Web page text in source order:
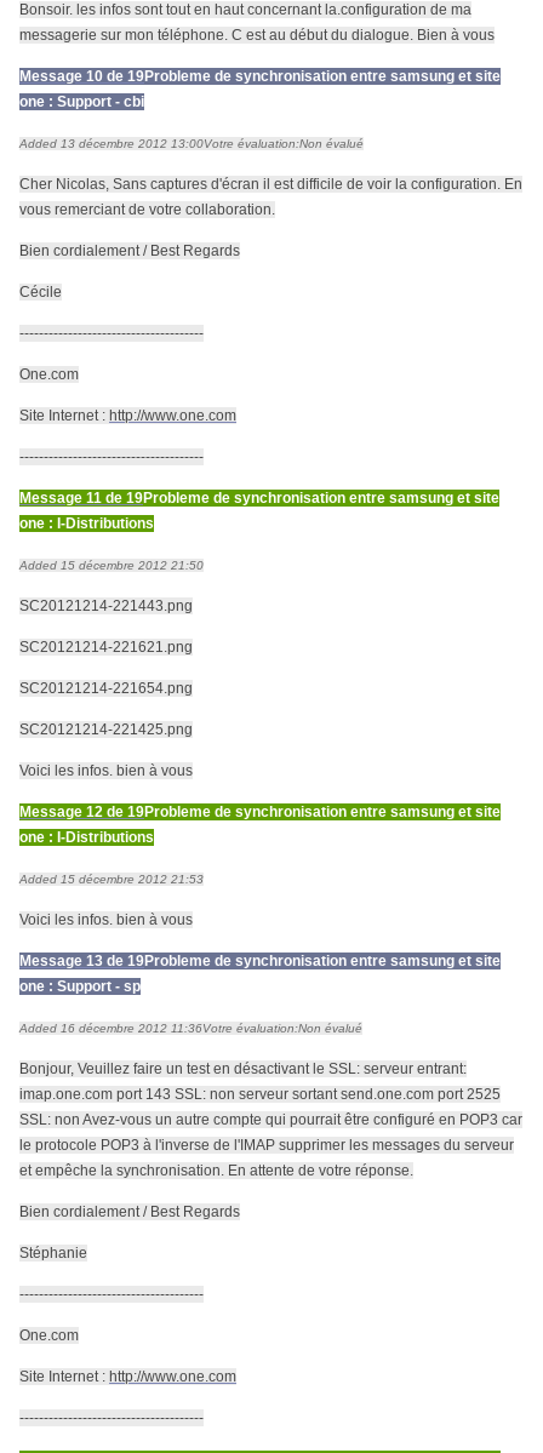
Bonsoir. les infos sont tout en haut concernant la.configuration de ma
messagerie sur mon téléphone. C est au début du dialogue. Bien à vous
Message 10 de 19Probleme de synchronisation entre samsung et site
one : Support - cbi
Added 13 décembre 2012 13:00Votre évaluation:Non évalué
Cher Nicolas, Sans captures d'écran il est difficile de voir la configuration. En
vous remerciant de votre collaboration.
Bien cordialement / Best Regards
Cécile
--------------------------------------
One.com
Site Internet : http://www.one.com
--------------------------------------
Message 11 de 19Probleme de synchronisation entre samsung et site
one : I-Distributions
Added 15 décembre 2012 21:50
SC20121214-221443.png
SC20121214-221621.png
SC20121214-221654.png
SC20121214-221425.png
Voici les infos. bien à vous
Message 12 de 19Probleme de synchronisation entre samsung et site
one : I-Distributions
Added 15 décembre 2012 21:53
Voici les infos. bien à vous
Message 13 de 19Probleme de synchronisation entre samsung et site
one : Support - sp
Added 16 décembre 2012 11:36Votre évaluation:Non évalué
Bonjour, Veuillez faire un test en désactivant le SSL: serveur entrant:
imap.one.com port 143 SSL: non serveur sortant send.one.com port 2525
SSL: non Avez-vous un autre compte qui pourrait être configuré en POP3 car
le protocole POP3 à l'inverse de l'IMAP supprimer les messages du serveur
et empêche la synchronisation. En attente de votre réponse.
Bien cordialement / Best Regards
Stéphanie
--------------------------------------
One.com
Site Internet : http://www.one.com
--------------------------------------